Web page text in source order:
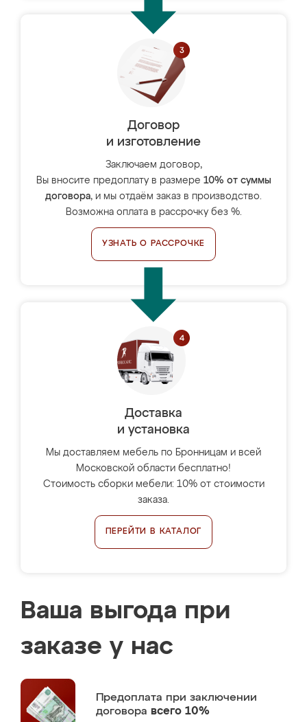
Договор
и изготовление
Заключаем договор,
Вы вносите предоплату в размере 10% от суммы
договора, и мы отдаём заказ в производство.
Возможна оплата в рассрочку без %.
УЗНАТЬ О РАССРОЧКЕ
Доставка
и установка
Мы доставляем мебель по Бронницам и всей
Московской области бесплатно!
Стоимость сборки мебели: 10% от стоимости
заказа.
ПЕРЕЙТИ В КАТАЛОГ
Ваша выгода при
заказе у нас
Предоплата при заключении
договора всего 10%